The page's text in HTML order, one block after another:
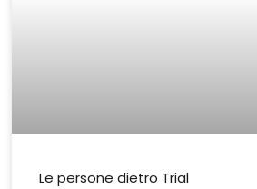
Le persone dietro Trial